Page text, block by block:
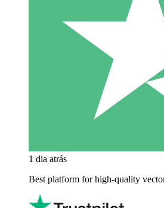
1 dia atrás
Best platform for high-quality